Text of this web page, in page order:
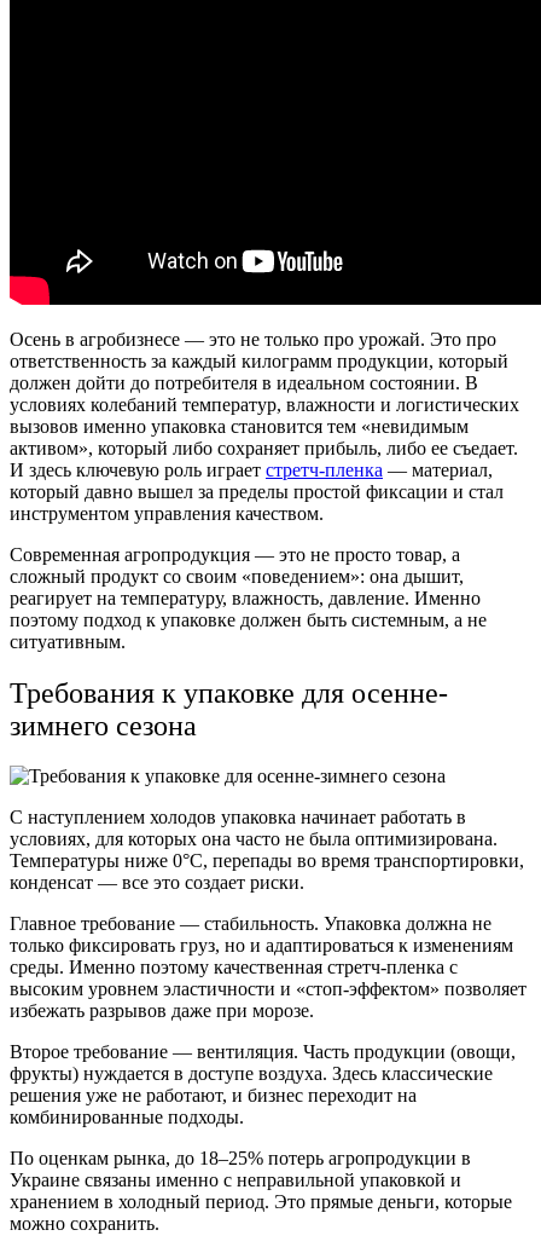
Осень в агробизнесе — это не только про урожай. Это про
ответственность за каждый килограмм продукции, который
должен дойти до потребителя в идеальном состоянии. В
условиях колебаний температур, влажности и логистических
вызовов именно упаковка становится тем «невидимым
активом», который либо сохраняет прибыль, либо ее съедает.
И здесь ключевую роль играет стретч-пленка — материал,
который давно вышел за пределы простой фиксации и стал
инструментом управления качеством.
Современная агропродукция — это не просто товар, а
сложный продукт со своим «поведением»: она дышит,
реагирует на температуру, влажность, давление. Именно
поэтому подход к упаковке должен быть системным, а не
ситуативным.
Требования к упаковке для осенне-
зимнего сезона
С наступлением холодов упаковка начинает работать в
условиях, для которых она часто не была оптимизирована.
Температуры ниже 0°C, перепады во время транспортировки,
конденсат — все это создает риски.
Главное требование — стабильность. Упаковка должна не
только фиксировать груз, но и адаптироваться к изменениям
среды. Именно поэтому качественная стретч-пленка с
высоким уровнем эластичности и «стоп-эффектом» позволяет
избежать разрывов даже при морозе.
Второе требование — вентиляция. Часть продукции (овощи,
фрукты) нуждается в доступе воздуха. Здесь классические
решения уже не работают, и бизнес переходит на
комбинированные подходы.
По оценкам рынка, до 18–25% потерь агропродукции в
Украине связаны именно с неправильной упаковкой и
хранением в холодный период. Это прямые деньги, которые
можно сохранить.